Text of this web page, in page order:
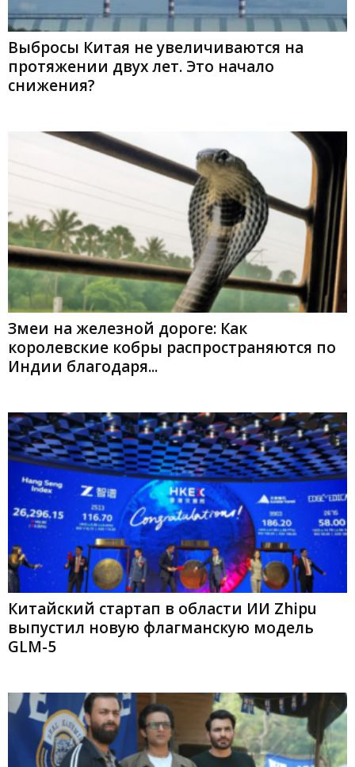
Выбросы Китая не увеличиваются на
протяжении двух лет. Это начало
снижения?
Змеи на железной дороге: Как
королевские кобры распространяются по
Индии благодаря...
Китайский стартап в области ИИ Zhipu
выпустил новую флагманскую модель
GLM-5